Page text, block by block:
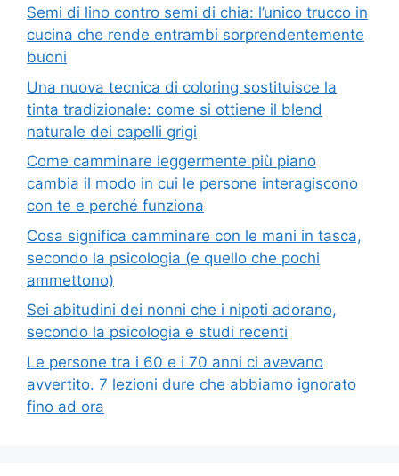
Semi di lino contro semi di chia: l’unico trucco in
cucina che rende entrambi sorprendentemente
buoni
Una nuova tecnica di coloring sostituisce la
tinta tradizionale: come si ottiene il blend
naturale dei capelli grigi
Come camminare leggermente più piano
cambia il modo in cui le persone interagiscono
con te e perché funziona
Cosa significa camminare con le mani in tasca,
secondo la psicologia (e quello che pochi
ammettono)
Sei abitudini dei nonni che i nipoti adorano,
secondo la psicologia e studi recenti
Le persone tra i 60 e i 70 anni ci avevano
avvertito. 7 lezioni dure che abbiamo ignorato
fino ad ora